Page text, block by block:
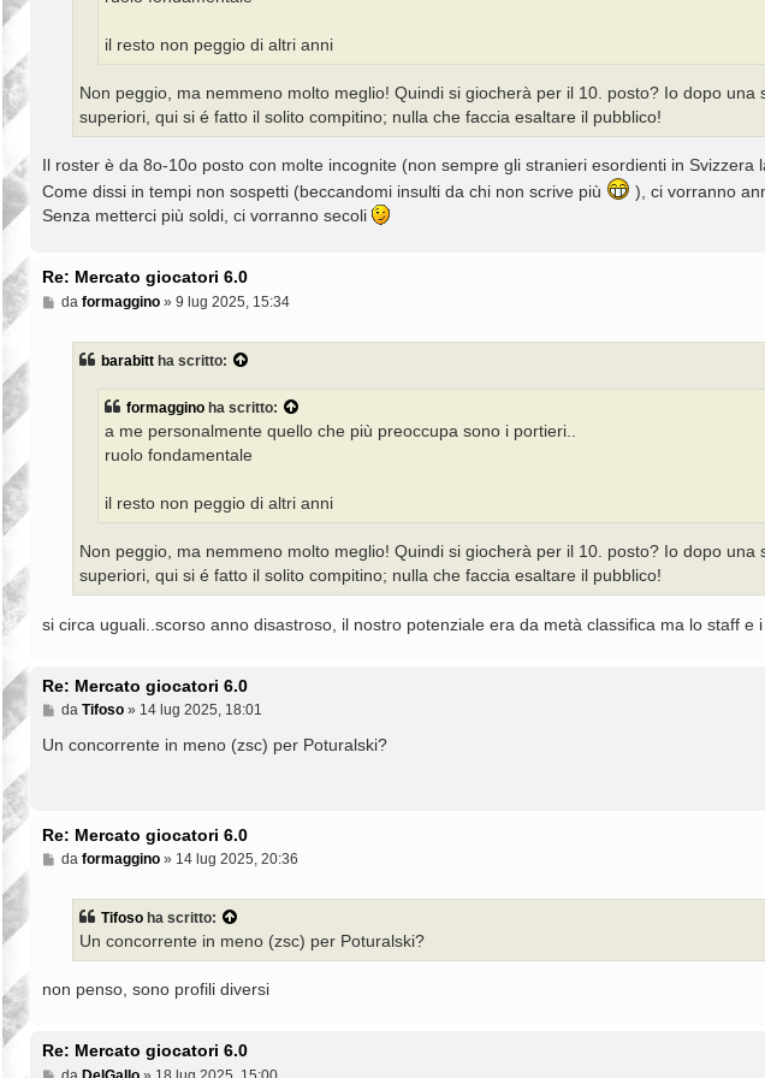
il resto non peggio di altri anni
Non peggio, ma nemmeno molto meglio! Quindi si giocherà per il 10. posto? Io dopo
superiori, qui si é fatto il solito compitino; nulla che faccia esaltare il pubblico!
Il roster è da 8o-10o posto con molte incognite (non sempre gli stranieri esordienti in Svizzera
Come dissi in tempi non sospetti (beccandomi insulti da chi non scrive più
), ci vorranno
Senza metterci più soldi, ci vorranno secoli
Re: Mercato giocatori 6.0
M
da formaggino» 9 lug 2025, 15:34
barabitt ha scritto:
formaggino ha scritto:
a me personalmente quello che più preoccupa sono i portieri..
ruolo fondamentale
il resto non peggio di altri anni
Non peggio, ma nemmeno molto meglio! Quindi si giocherà per il 10. posto? Io dopo
superiori, qui si é fatto il solito compitino; nulla che faccia esaltare il pubblico!
si circa uguali..scorso anno disastroso, il nostro potenziale era da metà classifica ma lo staff
Re: Mercato giocatori 6.0
M
s
o
da Tifoso» 14 lug 2025, 18:01
Un concorrente in meno (zsc) per Poturalski?
Re: Mercato giocatori 6.0
M
o
da formaggino» 14 lug 2025, 20:36
Tifoso ha scritto:
Un concorrente in meno (zsc) per Poturalski?
non penso, sono profili diversi
Re: Mercato giocatori 6.0
M